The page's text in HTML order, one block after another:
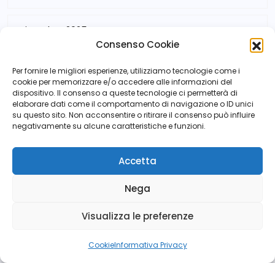
Consenso Cookie
Per fornire le migliori esperienze, utilizziamo tecnologie come i
cookie per memorizzare e/o accedere alle informazioni del
dispositivo. Il consenso a queste tecnologie ci permetterà di
elaborare dati come il comportamento di navigazione o ID unici
su questo sito. Non acconsentire o ritirare il consenso può influire
negativamente su alcune caratteristiche e funzioni.
Accetta
Nega
Visualizza le preferenze
CookieInformativa Privacy
Dicembre 2025
Novembre 2025
Ottobre 2025
Agosto 2025